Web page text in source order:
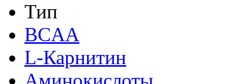
Тип
BCAA
L-Карнитин